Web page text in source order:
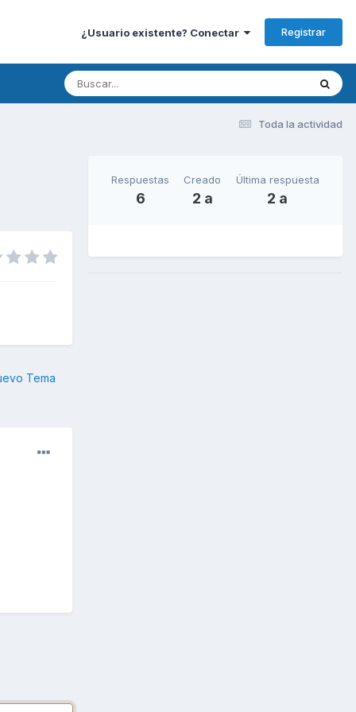
¿Usuario existente? Conectar Registrar
Toda la actividad
Tema
Respuestas
6
Creado
2 a
Última respuesta
2 a